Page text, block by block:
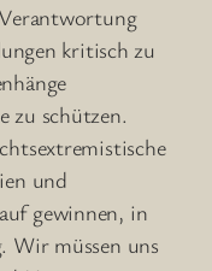
kritisch zu
zu schützen.
und
gewinnen, in
Wir müssen uns